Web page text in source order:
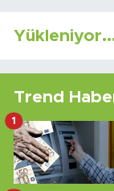
Trend
1